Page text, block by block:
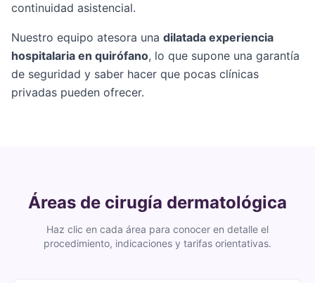
continuidad asistencial.
Nuestro equipo atesora una dilatada experiencia
hospitalaria en quirófano, lo que supone una garantía
de seguridad y saber hacer que pocas clínicas
privadas pueden ofrecer.
Áreas de cirugía dermatológica
Haz clic en cada área para conocer en detalle el
procedimiento, indicaciones y tarifas orientativas.